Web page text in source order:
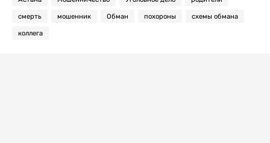
смерть мошенник Обман похороны схемы обмана
коллега